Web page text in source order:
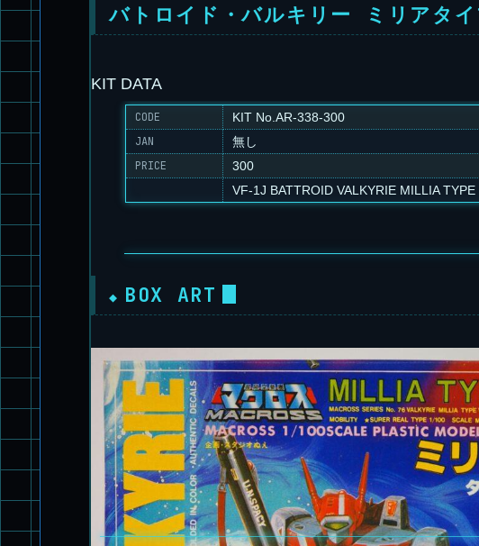
バトロイド・バルキリー ミリアタ
KIT DATA
CODE
KIT No.AR-338-300
JAN
無し
PRICE
300
VF-1J BATTROID VALKYRIE MILLIA TYPE
BOX ART